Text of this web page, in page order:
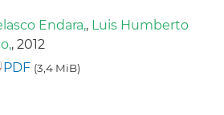
Endara,, Luis Humberto
, 2012
PDF (3,4 MiB)